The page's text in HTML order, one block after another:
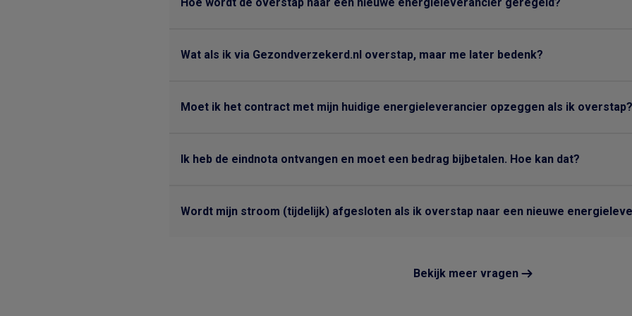
Wat als ik via Gezondverzekerd.nl overstap, maar me later bedenk?
Moet ik het contract met mijn huidige energieleverancier opzeggen als ik overstap?
Ik heb de eindnota ontvangen en moet een bedrag bijbetalen. Hoe kan dat?
Wordt mijn stroom (tijdelijk) afgesloten als ik overstap naar een nieuwe
Bekijk meer vragen